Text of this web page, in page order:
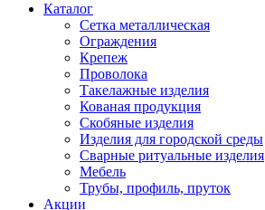
Каталог
Сетка металлическая
Ограждения
Крепеж
Проволока
Такелажные изделия
Кованая продукция
Скобяные изделия
Изделия для городской среды
Сварные ритуальные изделия
Мебель
Трубы, профиль, пруток
Акции